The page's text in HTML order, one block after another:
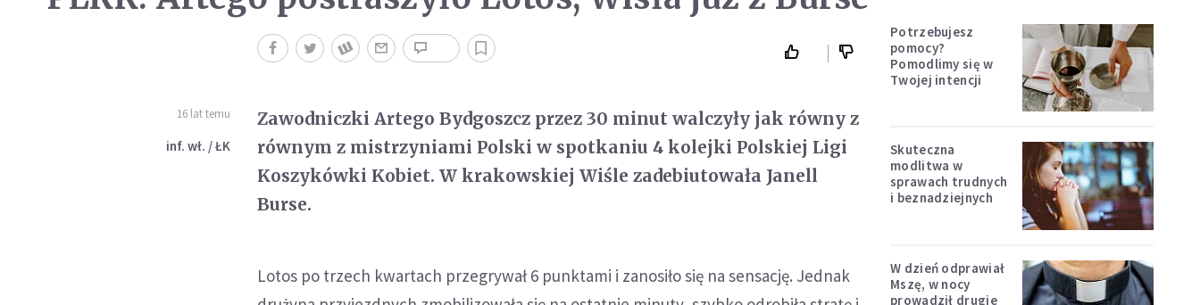
16 lat temu
inf. wł. / ŁK
Zawodniczki Artego Bydgoszcz przez 30 minut walczyły jak równy z
równym z mistrzyniami Polski w spotkaniu 4 kolejki Polskiej Ligi
Koszykówki Kobiet. W krakowskiej Wiśle zadebiutowała Janell
Burse.
Lotos po trzech kwartach przegrywał 6 punktami i zanosiło się na sensację. Jednak
Potrzebujesz
pomocy?
Pomodlimy się w
Twojej intencji
Skuteczna
modlitwa w
sprawach trudnych
i beznadziejnych
W dzień odprawiał
Mszę, w nocy
prowadził drugie